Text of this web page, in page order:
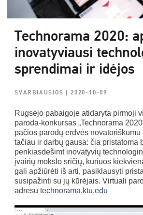
Technorama 2020:
inovatyviausi
sprendimai ir idėjos
SVARBIAUSIOS| 2020-10-09
Rugsėjo pabaigoje atidaryta pirmoji
paroda-konkursas „Technorama
pačios parodų erdvės novatoriškumu
tačiau ir darbų gausa: čia pristatoma
penkiasdešimt inovatyvių
įvairių mokslo sričių, kuriuos
gali apžiūrėti iš arti, pasiklausyti
susipažinti su jų kūrėjais. Virtuali
adresu technorama.ktu.edu
Video